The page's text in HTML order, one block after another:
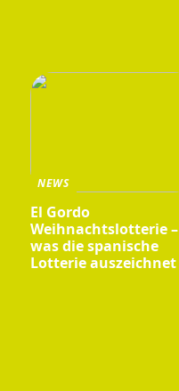
NEWS
El Gordo
Weihnachtslotterie –
was die spanische
Lotterie auszeichnet